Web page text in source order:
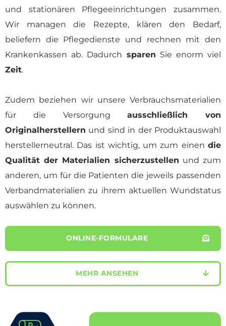
und stationären Pflegeeinrichtungen zusammen.
Wir managen die Rezepte, klären den Bedarf,
beliefern die Pflegedienste und rechnen mit den
Krankenkassen ab. Dadurch sparen Sie enorm viel
Zeit.
Zudem beziehen wir unsere Verbrauchsmaterialien
für die Versorgungausschließlich von
Originalherstellern und sind in der Produktauswahl
herstellerneutral. Das ist wichtig, um zum einen die
Qualität der Materialien sicherzustellen und zum
anderen, um für die Patienten die jeweils passenden
Verbandmaterialien zu ihrem aktuellen Wundstatus
auswählen zu können.
ONLINE-FORMULARE
MEHR ANSEHEN